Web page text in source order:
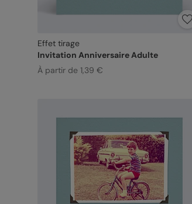
Effet tirage
Invitation Anniversaire Adulte
À partir de 1,39 €